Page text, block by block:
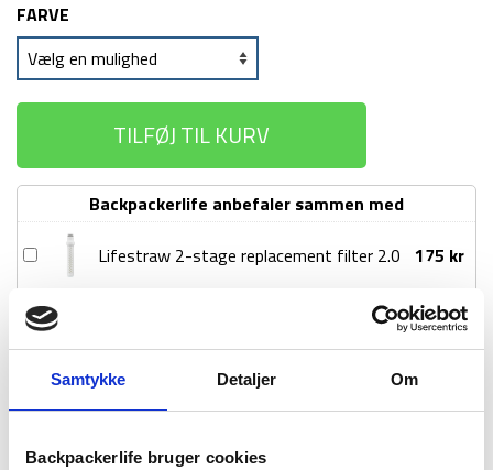
Samtykke Detaljer Om
Backpackerlife bruger cookies
FARVE
TILFØJ TIL KURV
Backpackerlife anbefaler sammen med
Lifestraw
stage
replacement
filter
Lifestraw 2-stage replacement filter 2.0 175 kr
Lifestraw
kulfilter
pakke
2
79kr
1-2 dages
levering
Fri fragt over
499 kr
100 dages
returret